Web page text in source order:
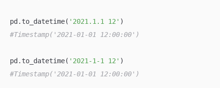
pd.to_datetime( '2021.1.1 12'
#Timestamp('2021-01-01 12:00:00')
pd.to_datetime( '2021-1-1 12'
#Timestamp('2021-01-01 12:00:00')